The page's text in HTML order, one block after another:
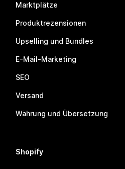
Marktplätze
Produktrezensionen
Upselling und Bundles
E-Mail-Marketing
SEO
Versand
Währung und Übersetzung
Shopify